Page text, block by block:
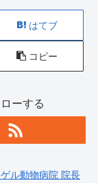
はてブ
コピー
ーする
ル動物病院 院長